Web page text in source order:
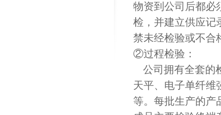
物资到公司后都必
检，并建立供应记
禁未经检验或不合
②过程检验：
公司拥有全套的
天平、电子单纤维
等。每批生产的产